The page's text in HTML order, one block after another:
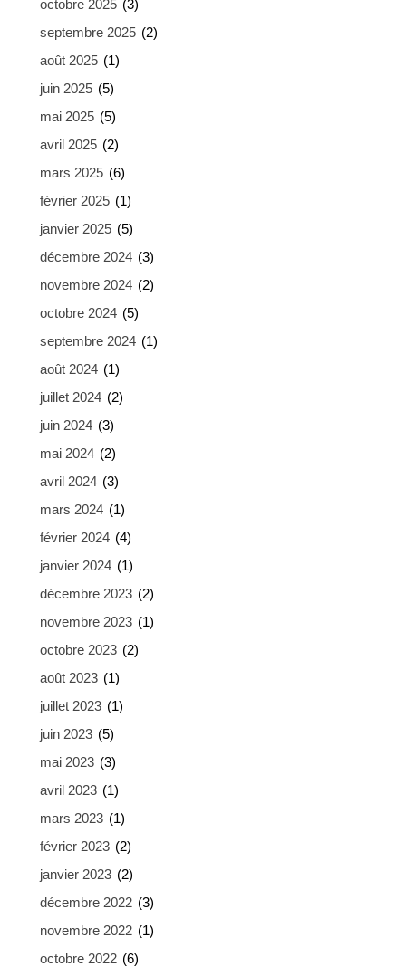
octobre 2025 (3)
septembre 2025 (2)
août 2025 (1)
juin 2025 (5)
mai 2025 (5)
avril 2025 (2)
mars 2025 (6)
février 2025 (1)
janvier 2025 (5)
décembre 2024 (3)
novembre 2024 (2)
octobre 2024 (5)
septembre 2024 (1)
août 2024 (1)
juillet 2024 (2)
juin 2024 (3)
mai 2024 (2)
avril 2024 (3)
mars 2024 (1)
février 2024 (4)
janvier 2024 (1)
décembre 2023 (2)
novembre 2023 (1)
octobre 2023 (2)
août 2023 (1)
juillet 2023 (1)
juin 2023 (5)
mai 2023 (3)
avril 2023 (1)
mars 2023 (1)
février 2023 (2)
janvier 2023 (2)
décembre 2022 (3)
novembre 2022 (1)
octobre 2022 (6)